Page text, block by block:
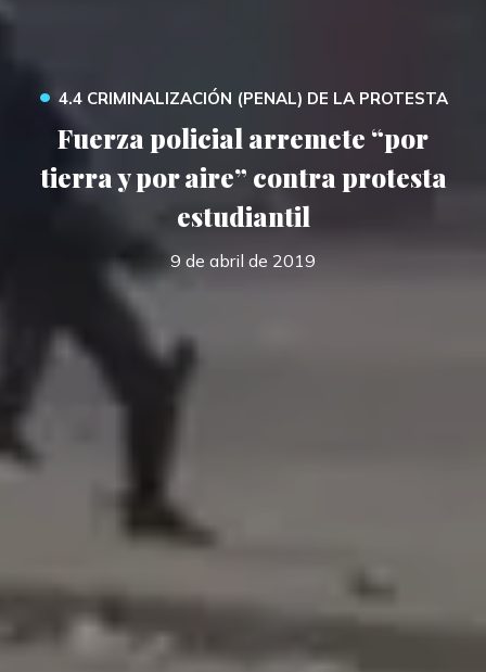
• 4.4 CRIMINALIZACIÓN (PENAL) DE LA PROTESTA
Fuerza policial arremete “por
tierra y por aire” contra protesta
estudiantil
9 de abril de 2019